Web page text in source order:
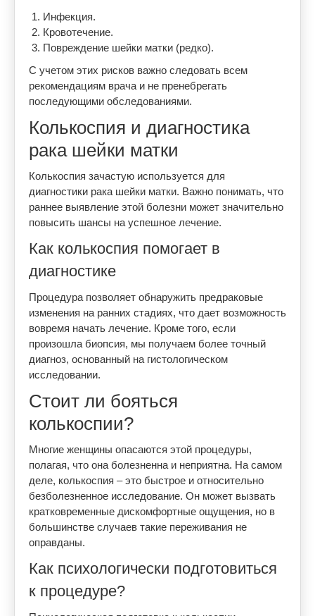
Инфекция.
Кровотечение.
Повреждение шейки матки (редко).
С учетом этих рисков важно следовать всем
рекомендациям врача и не пренебрегать
последующими обследованиями.
Колькоспия и диагностика
рака шейки матки
Колькоспия зачастую используется для
диагностики рака шейки матки. Важно понимать, что
раннее выявление этой болезни может значительно
повысить шансы на успешное лечение.
Как колькоспия помогает в
диагностике
Процедура позволяет обнаружить предраковые
изменения на ранних стадиях, что дает возможность
вовремя начать лечение. Кроме того, если
произошла биопсия, мы получаем более точный
диагноз, основанный на гистологическом
исследовании.
Стоит ли бояться
колькоспии?
Многие женщины опасаются этой процедуры,
полагая, что она болезненна и неприятна. На самом
деле, колькоспия – это быстрое и относительно
безболезненное исследование. Он может вызвать
кратковременные дискомфортные ощущения, но в
большинстве случаев такие переживания не
оправданы.
Как психологически подготовиться
к процедуре?